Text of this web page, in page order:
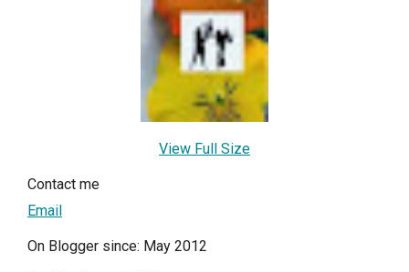
View Full Size
Contact me
Email
On Blogger since: May 2012